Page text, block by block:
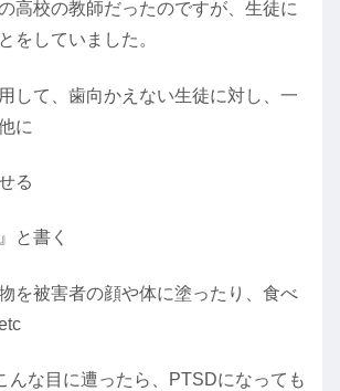
高校の教師だったのですが、生徒に
をしていました。
して、歯向かえない生徒に対し、一
に
る
と書く
を被害者の顔や体に塗ったり、食べ
んな目に遭ったら、PTSDになっても